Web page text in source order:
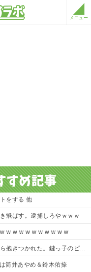
メニュー
をする 他
飛ばす。逮捕しろやｗｗｗ
w w w w w w w w w w w
ってきた「不審者扱いの恐怖」←親切心が裏目に出るかもしれない世の中怖すぎる
筒井あやめ＆鈴木佑捺